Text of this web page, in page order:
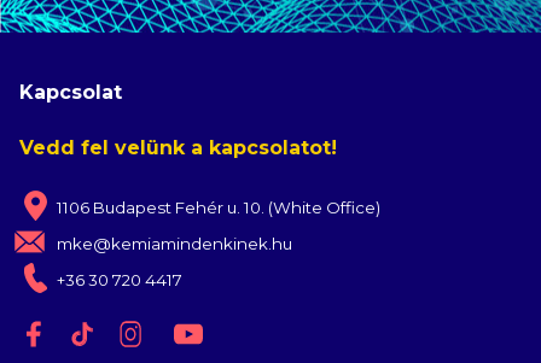
Kapcsolat
Vedd fel velünk a kapcsolatot!
1106 Budapest Fehér u. 10. (White Office)
mke@kemiamindenkinek.hu
+36 30 720 4417